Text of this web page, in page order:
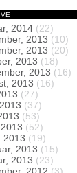
2014 (22)
2013 (10)
2013 (20)
2013 (18)
2013 (16)
2013 (16)
(27)
(37)
(53)
(52)
2013 (19)
2013 (15)
2013 (23)